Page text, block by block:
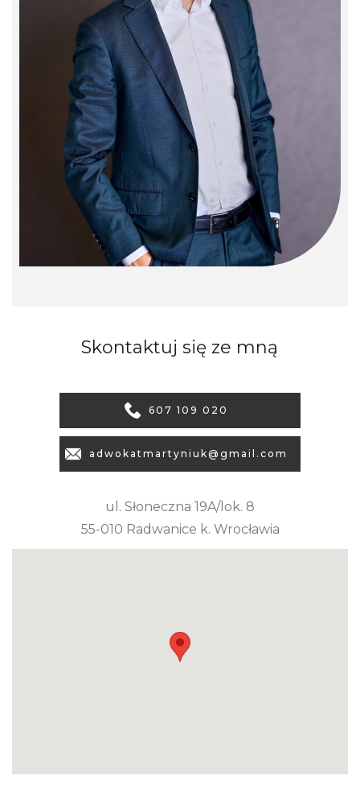
Skontaktuj się ze mną
607 109 020
adwokatmartyniuk@gmail.com
ul. Słoneczna 19A/lok. 8
55-010 Radwanice k. Wrocławia